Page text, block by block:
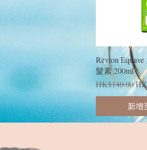
快
Revlon
髮素 200ml
一般價格
HK$140.00促
新增